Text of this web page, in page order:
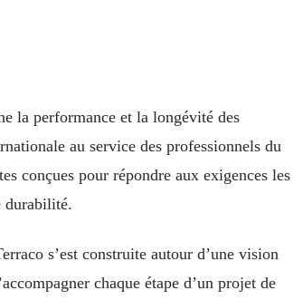
la performance et la longévité des
au service des professionnels du
conçues pour répondre aux exigences les
durabilité.
s’est construite autour d’une vision
chaque étape d’un projet de